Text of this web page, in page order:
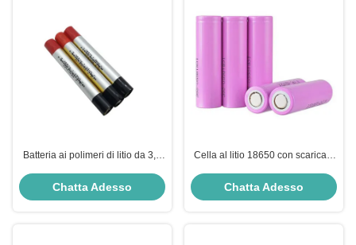
Batteria ai polimeri di litio da 3,7
10C per applicazioni E-Cigarette
Chatta Adesso
Cella al litio 18650 con scarica a
tensione nominale di 3,7 V per
Chatta Adesso